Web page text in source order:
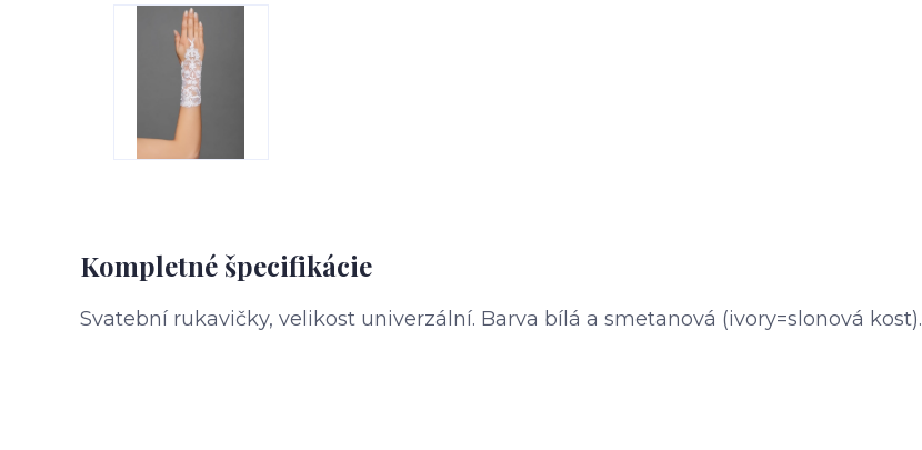
Kompletné špecifikácie
Svatební rukavičky, velikost univerzální. Barva bílá a smetanová (ivory=slonová kost).